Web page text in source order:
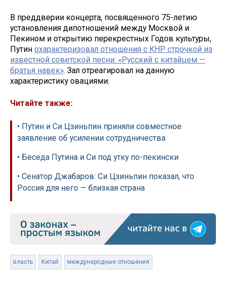
В преддверии концерта, посвященного 75-летию
установления дипотношений между Москвой и
Пекином и открытию перекрестных Годов культуры,
Путин охарактеризовал отношения с КНР строчкой из
известной советской песни: «Русский с китайцем —
братья навек». Зал отреагировал на данную
характеристику овациями.
Читайте также:
• Путин и Си Цзиньпин приняли совместное
заявление об усилении сотрудничества
• Беседа Путина и Си под утку по-пекински
• Сенатор Джабаров: Си Цзиньпин показал, что
Россия для него — близкая страна
власть Китай международные отношения